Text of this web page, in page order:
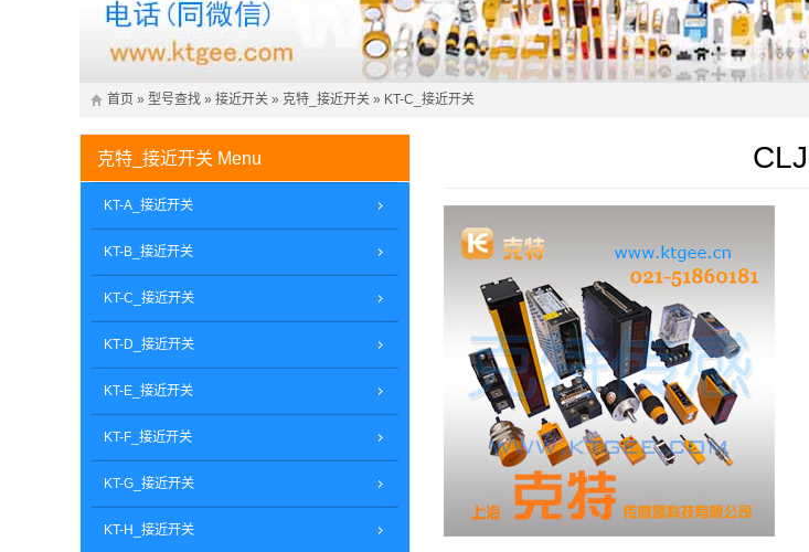
首页 » 型号查找 » 接近开关 » 克特_接近开关 » KT-C_接近开关
克特_接近开关 Menu
KT-A_接近开关
KT-B_接近开关
KT-C_接近开关
KT-D_接近开关
KT-E_接近开关
KT-F_接近开关
KT-G_接近开关
KT-H_接近开关